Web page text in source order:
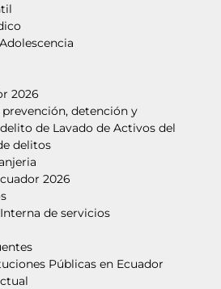
2026
detención y
de Lavado de Activos del
delitos
2026
de servicios
Públicas en Ecuador